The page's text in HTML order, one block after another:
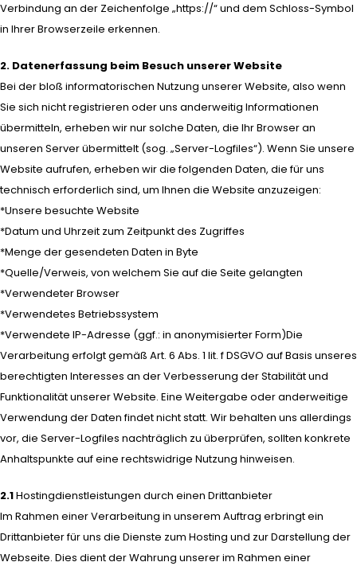
Verbindung an der Zeichenfolge „https://“ und dem Schloss-Symbol
in Ihrer Browserzeile erkennen.
2. Datenerfassung beim Besuch unserer Website
Bei der bloß informatorischen Nutzung unserer Website, also wenn
Sie sich nicht registrieren oder uns anderweitig Informationen
übermitteln, erheben wir nur solche Daten, die Ihr Browser an
unseren Server übermittelt (sog. „Server-Logfiles“). Wenn Sie unsere
Website aufrufen, erheben wir die folgenden Daten, die für uns
technisch erforderlich sind, um Ihnen die Website anzuzeigen:
*Unsere besuchte Website
*Datum und Uhrzeit zum Zeitpunkt des Zugriffes
*Menge der gesendeten Daten in Byte
*Quelle/Verweis, von welchem Sie auf die Seite gelangten
*Verwendeter Browser
*Verwendetes Betriebssystem
*Verwendete IP-Adresse (ggf.: in anonymisierter Form)Die
Verarbeitung erfolgt gemäß Art. 6 Abs. 1 lit. f DSGVO auf Basis unseres
berechtigten Interesses an der Verbesserung der Stabilität und
Funktionalität unserer Website. Eine Weitergabe oder anderweitige
Verwendung der Daten findet nicht statt. Wir behalten uns allerdings
vor, die Server-Logfiles nachträglich zu überprüfen, sollten konkrete
Anhaltspunkte auf eine rechtswidrige Nutzung hinweisen.
2.1Hostingdienstleistungen durch einen Drittanbieter
Im Rahmen einer Verarbeitung in unserem Auftrag erbringt ein
Drittanbieter für uns die Dienste zum Hosting und zur Darstellung der
Webseite. Dies dient der Wahrung unserer im Rahmen einer